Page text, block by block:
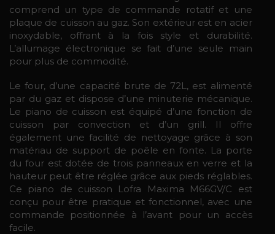
comprend un type de commande rotatif et une
plaque de cuisson au gaz. Son extérieur est en acier
inoxydable, offrant à la fois style et durabilité.
L’allumage électronique se fait d’une seule main
pour plus de commodité.
Le four, d’une capacité brute de 72L, est alimenté
par du gaz et dispose d’une minuterie mécanique.
Le piano de cuisson est équipé d’une fonction de
cuisson par convection et d’un grill. Il offre
également une facilité de nettoyage grâce à son
matériau de support de poêle en fonte. La porte
du four est dotée de trois panneaux en verre et la
hauteur peut être réglée grâce aux pieds réglables.
Ce piano de cuisson Lofra Maxima M66GV/C est
conçu pour être pratique et fonctionnel, avec une
commande positionnée à l’avant pour un accès
facile.